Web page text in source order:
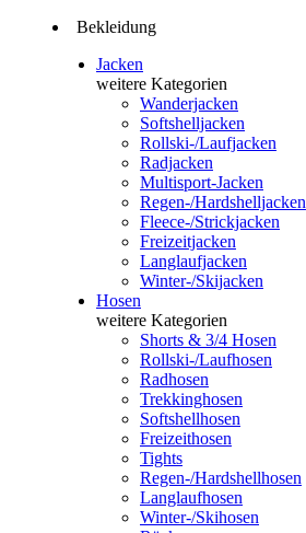
Bekleidung
Jacken
weitere Kategorien
Wanderjacken
Softshelljacken
Rollski-/Laufjacken
Radjacken
Multisport-Jacken
Regen-/Hardshelljacken
Fleece-/Strickjacken
Freizeitjacken
Langlaufjacken
Winter-/Skijacken
Hosen
weitere Kategorien
Shorts & 3/4 Hosen
Rollski-/Laufhosen
Radhosen
Trekkinghosen
Softshellhosen
Freizeithosen
Tights
Regen-/Hardshellhosen
Langlaufhosen
Winter-/Skihosen